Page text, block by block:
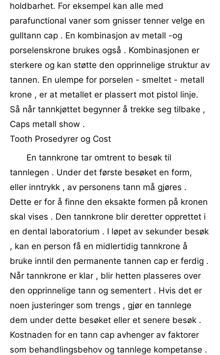
holdbarhet. For eksempel kan alle med
parafunctional vaner som gnisser tenner velge en
gulltann cap . En kombinasjon av metall -og
porselenskrone brukes også . Kombinasjonen er
sterkere og kan støtte den opprinnelige struktur av
tannen. En ulempe for porselen - smeltet - metall
krone , er at metallet er plassert mot pistol linje.
Så når tannkjøttet begynner å trekke seg tilbake ,
Caps metall show .
Tooth Prosedyrer og Cost
En tannkrone tar omtrent to besøk til
tannlegen . Under det første besøket en form,
eller inntrykk , av personens tann må gjøres .
Dette er for å finne den eksakte formen på kronen
skal vises . Den tannkrone blir deretter opprettet i
en dental laboratorium . I løpet av sekunder besøk
, kan en person få en midlertidig tannkrone å
bruke inntil den permanente tannen cap er ferdig .
Når tannkrone er klar , blir hetten plasseres over
den opprinnelige tann og sementert . Hvis det er
noen justeringer som trengs , gjør en tannlege
dem under dette besøket eller et senere besøk .
Kostnaden for en tann cap avhenger av faktorer
som behandlingsbehov og tannlege kompetanse .